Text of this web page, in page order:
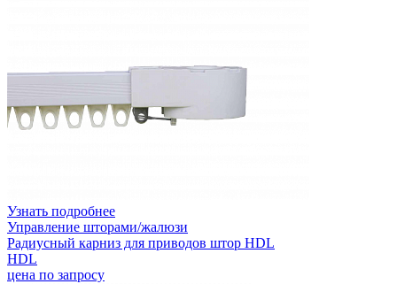
Узнать подробнее
Управление шторами/жалюзи
Радиусный карниз для приводов штор HDL
HDL
цена по запросу